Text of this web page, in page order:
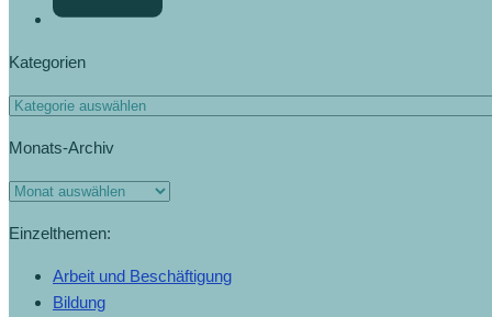
Kategorien
Kategorien
Monats-Archiv
Monats-
Einzelthemen:
Arbeit und Beschäftigung
Bildung